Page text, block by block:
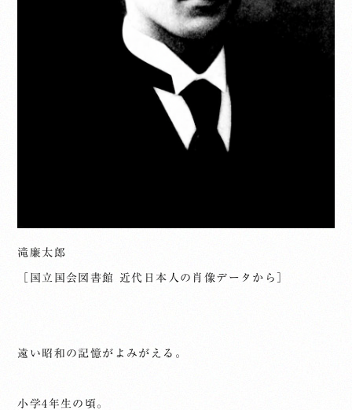
滝廉太郎
［国立国会図書館 近代日本人の肖像データから］
遠い昭和の記憶がよみがえる。
小学4年生の頃。